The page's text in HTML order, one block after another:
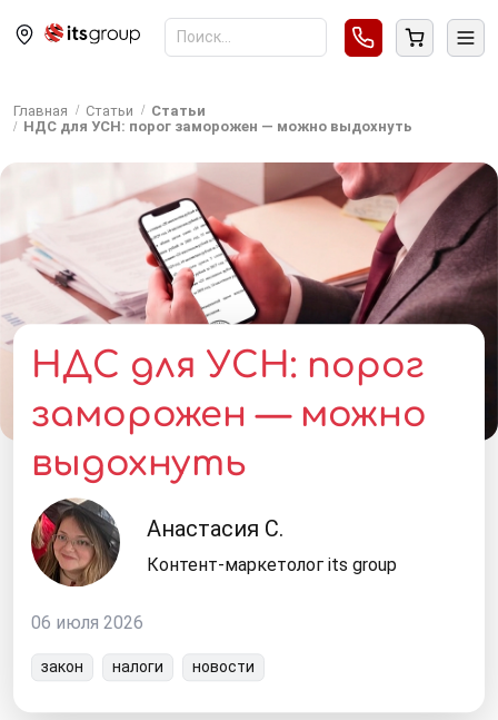
Главная Статьи
Статьи
НДС для УСН: порог заморожен — можно выдохнуть
НДС для УСН: порог
заморожен — можно
выдохнуть
Анастасия С.
Контент-маркетолог its group
06 июля 2026
закон налоги новости